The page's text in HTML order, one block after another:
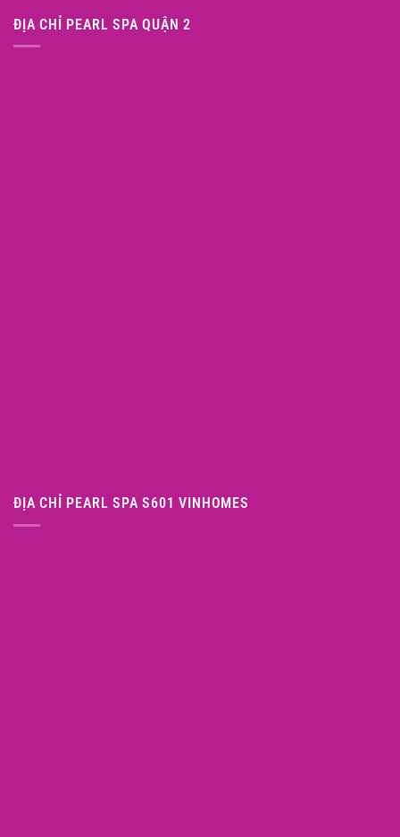
ĐỊA CHỈ PEARL SPA QUẬN 2
ĐỊA CHỈ PEARL SPA S601 VINHOMES